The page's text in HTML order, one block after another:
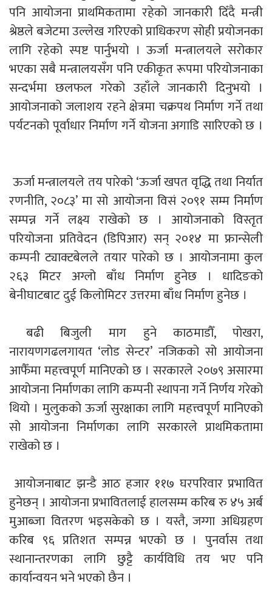
पनि आयोजना प्राथमिकतामा रहेको जानकारी दिँदै मन्त्री
श्रेष्ठले बजेटमा उल्लेख गरिएको प्राधिकरण सोही प्रयोजनका
लागि रहेको स्पष्ट पार्नुभयो । ऊर्जा मन्त्रालयले सरोकार
भएका सबै मन्त्रालयसँग पनि एकीकृत रूपमा परियोजनाका
सन्दर्भमा छलफल गरेको उहाँले जानकारी दिनुभयो ।
आयोजनाको जलाशय रहने क्षेत्रमा चक्रपथ निर्माण गर्ने तथा
पर्यटनको पूर्वाधार निर्माण गर्ने योजना अगाडि सारिएको छ ।
ऊर्जा मन्त्रालयले तय पारेको ‘ऊर्जा खपत वृद्धि तथा निर्यात
रणनीति, २०८३’ मा सो आयोजना विसं २०९१ सम्म निर्माण
सम्पन्न गर्ने लक्ष्य राखेको छ । आयोजनाको विस्तृत
परियोजना प्रतिवेदन (डिपिआर) सन् २०१४ मा फ्रान्सेली
कम्पनी ट्याक्टबेलले तयार पारेको छ । आयोजनामा कुल
२६३ मिटर अग्लो बाँध निर्माण हुनेछ । धादिङको
बेनीघाटबाट दुई किलोमिटर उत्तरमा बाँध निर्माण हुनेछ ।
बढी बिजुली माग हुने काठमाडौँ, पोखरा,
नारायणगढलगायत ‘लोड सेन्टर’ नजिकको सो आयोजना
आफैँमा महत्त्वपूर्ण मानिएको छ । सरकारले २०७९ असारमा
आयोजना निर्माणका लागि कम्पनी स्थापना गर्ने निर्णय गरेको
थियो । मुलुकको ऊर्जा सुरक्षाका लागि महत्त्वपूर्ण मानिएको
सो आयोजना निर्माणका लागि सरकारले प्राथमिकतामा
राखेको छ ।
आयोजनाबाट झन्डै आठ हजार ११७ घरपरिवार प्रभावित
हुनेछन् । आयोजना प्रभावितलाई हालसम्म करिब रु ४५ अर्ब
मुआब्जा वितरण भइसकेको छ । यस्तै, जग्गा अधिग्रहण
करिब ९६ प्रतिशत सम्पन्न भएको छ । पुनर्वास तथा
स्थानान्तरणका लागि छुट्टै कार्यविधि तय भए पनि
कार्यान्वयन भने भएको छैन ।